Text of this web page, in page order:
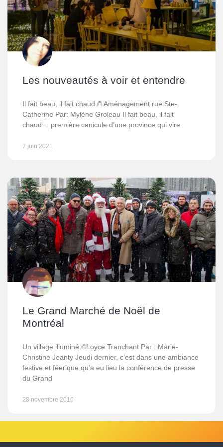
Les nouveautés à voir et entendre
Il fait beau, il fait chaud © Aménagement rue Ste-
Catherine Par: Mylène Groleau Il fait beau, il fait
chaud… première canicule d’une province qui vire
7 juin 2021
Le Grand Marché de Noël de
Montréal
Un village illuminé ©Loyce Tranchant Par : Marie-
Christine Jeanty Jeudi dernier, c’est dans une ambiance
festive et féerique qu’a eu lieu la conférence de presse
du Grand
28 novembre 2016